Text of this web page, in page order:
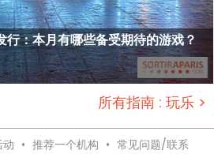
：本月有哪些备受期待的游戏？
所有指南 : 玩乐 >
• 推荐一个机构 • 常见问题/联系